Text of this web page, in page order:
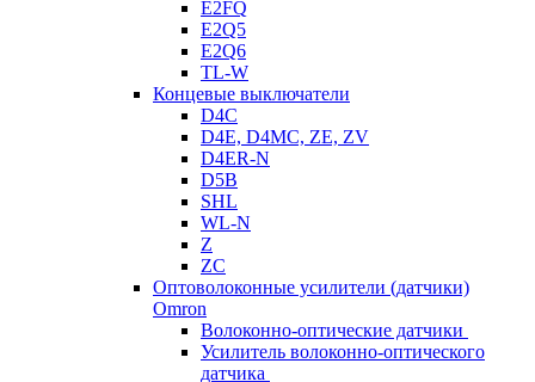
E2FQ
E2Q5
E2Q6
TL-W
Концевые выключатели
D4C
D4E, D4MC, ZE, ZV
D4ER-N
D5B
SHL
WL-N
Z
ZC
Оптоволоконные усилители (датчики)
Omron
Волоконно-оптические датчики
Усилитель волоконно-оптического
датчика